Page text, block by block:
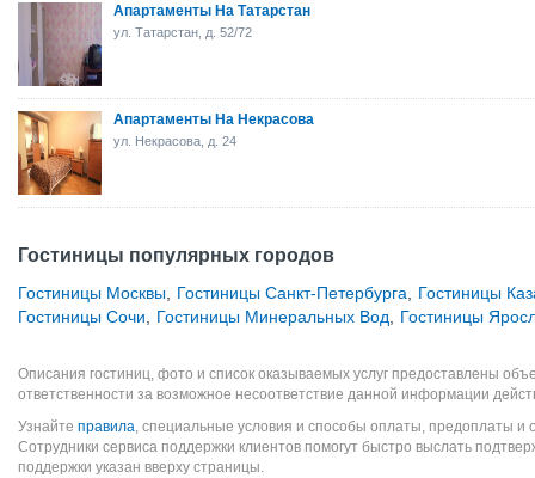
Апартаменты На Татарстан
ул. Татарстан, д. 52/72
Апартаменты На Некрасова
ул. Некрасова, д. 24
Гостиницы популярных городов
Гостиницы Москвы Гостиницы Санкт-Петербурга
Гостиницы
Гостиницы Сочи
Гостиницы Минеральных Вод Гостиницы
Описания гостиниц, фото и список оказываемых услуг предоставлены
ответственности за возможное несоответствие данной информации
Узнайте правила, специальные условия и способы оплаты, предоплаты и
Сотрудники сервиса поддержки клиентов помогут быстро выслать
поддержки указан вверху страницы.